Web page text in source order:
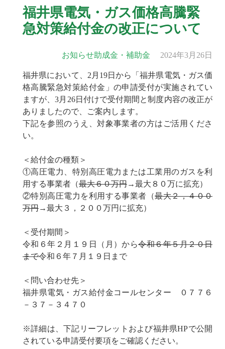
福井県電気・ガス価格高騰緊
急対策給付金の改正について
お知らせ助成金・補助金 2024年3月26日
福井県において、2月19日から「福井県電気・ガス価
格高騰緊急対策給付金」の申請受付が実施されてい
ますが、3月26日付けで受付期間と制度内容の改正が
ありましたので、ご案内します。
下記を参照のうえ、対象事業者の方はご活用くださ
い。
＜給付金の種類＞
①高圧電力、特別高圧電力または工業用のガスを利
用する事業者（最大６０万円→最大８０万に拡充）
②特別高圧電力を利用する事業者（最大２，４００
万円→最大３，２００万円に拡充）
＜受付期間＞
令和６年２月１９日（月）から令和６年５月２０日
まで令和６年７月１９日まで
＜問い合わせ先＞
福井県電気・ガス給付金コールセンター ０７７６
－３７－３４７０
※詳細は、下記リーフレットおよび福井県HPで公開
されている申請受付要項をご確認ください。